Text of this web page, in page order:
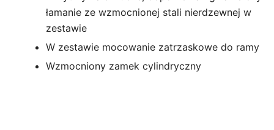
łamanie ze wzmocnionej stali nierdzewnej w
zestawie
W zestawie mocowanie zatrzaskowe do ramy
Wzmocniony zamek cylindryczny